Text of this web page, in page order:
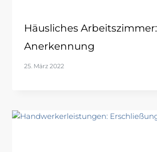
Häusliches Arbeitszimmer:
Anerkennung
25. März 2022